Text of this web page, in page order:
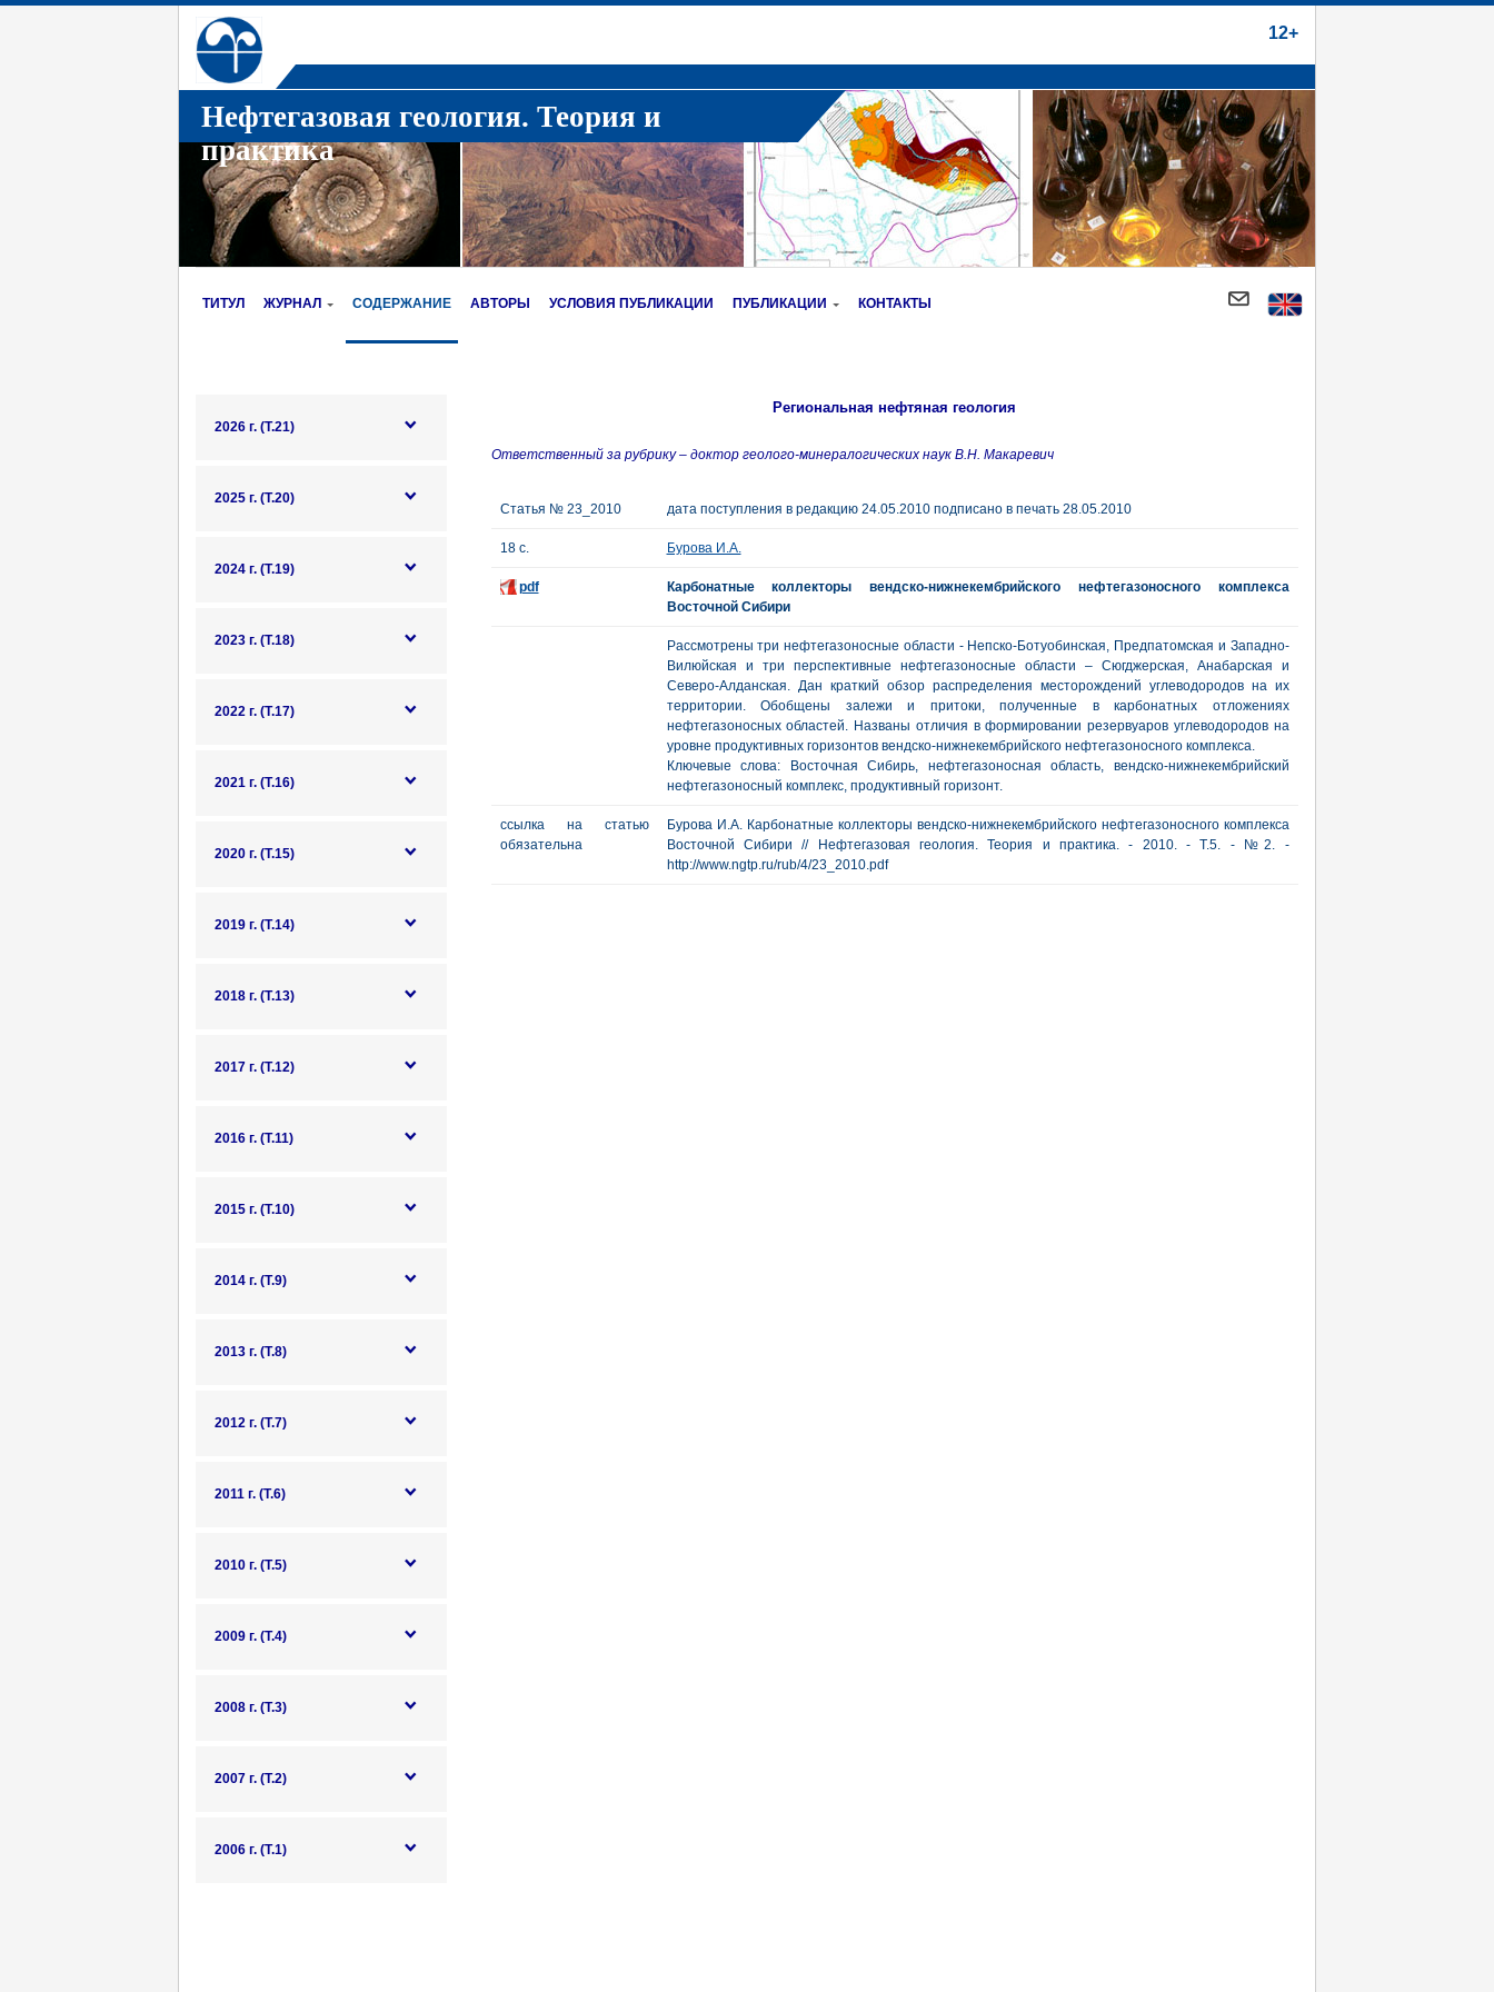
12+
Нефтегазовая геология. Теория и
практика
ТИТУЛ ЖУРНАЛ СОДЕРЖАНИЕ АВТОРЫ УСЛОВИЯ ПУБЛИКАЦИИ ПУБЛИКАЦИИ КОНТАКТЫ
2026 г. (Т.21)
2025 г. (Т.20)
2024 г. (Т.19)
2023 г. (Т.18)
2022 г. (Т.17)
2021 г. (Т.16)
2020 г. (Т.15)
2019 г. (Т.14)
2018 г. (Т.13)
2017 г. (Т.12)
2016 г. (Т.11)
2015 г. (Т.10)
2014 г. (Т.9)
2013 г. (Т.8)
2012 г. (Т.7)
2011 г. (Т.6)
2010 г. (Т.5)
2009 г. (Т.4)
2008 г. (Т.3)
2007 г. (Т.2)
2006 г. (Т.1)
Региональная нефтяная геология
Ответственный за рубрику – доктор геолого-минералогических наук В.Н. Макаревич
Статья № 23_2010 дата поступления в редакцию 24.05.2010 подписано в печать 28.05.2010
18 с. Бурова И.А.
pdf
Карбонатные коллекторы вендско-нижнекембрийского нефтегазоносного комплекса
Восточной Сибири
Рассмотрены три нефтегазоносные области - Непско-Ботуобинская, Предпатомская и Западно-
Вилюйская и три перспективные нефтегазоносные области – Сюгджерская, Анабарская и
Северо-Алданская. Дан краткий обзор распределения месторождений углеводородов на их
территории. Обобщены залежи и притоки, полученные в карбонатных отложениях
нефтегазоносных областей. Названы отличия в формировании резервуаров углеводородов на
уровне продуктивных горизонтов вендско-нижнекембрийского нефтегазоносного комплекса.
Ключевые слова: Восточная Сибирь, нефтегазоносная область, вендско-нижнекембрийский
нефтегазоносный комплекс, продуктивный горизонт.
ссылка на статью
обязательна
Бурова И.А. Карбонатные коллекторы вендско-нижнекембрийского нефтегазоносного комплекса
Восточной Сибири // Нефтегазовая геология. Теория и практика. - 2010. - Т.5. - №2. -
http://www.ngtp.ru/rub/4/23_2010.pdf